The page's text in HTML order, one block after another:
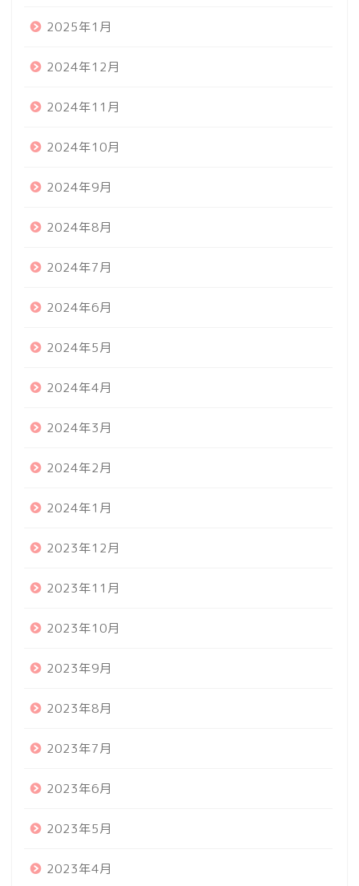
2025年1月
2024年12月
2024年11月
2024年10月
2024年9月
2024年8月
2024年7月
2024年6月
2024年5月
2024年4月
2024年3月
2024年2月
2024年1月
2023年12月
2023年11月
2023年10月
2023年9月
2023年8月
2023年7月
2023年6月
2023年5月
2023年4月